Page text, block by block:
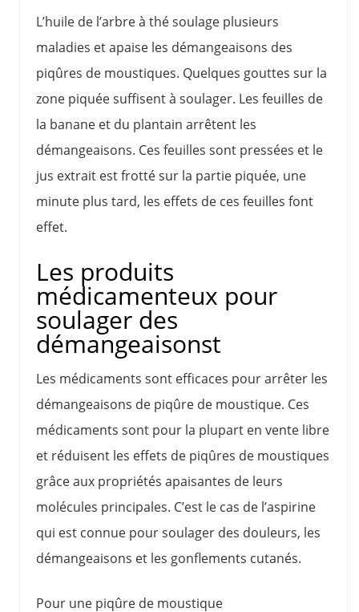
L’huile de l’arbre à thé soulage plusieurs
maladies et apaise les démangeaisons des
piqûres de moustiques. Quelques gouttes sur la
zone piquée suffisent à soulager. Les feuilles de
la banane et du plantain arrêtent les
démangeaisons. Ces feuilles sont pressées et le
jus extrait est frotté sur la partie piquée, une
minute plus tard, les effets de ces feuilles font
effet.
Les produits
médicamenteux pour
soulager des
démangeaisonst
Les médicaments sont efficaces pour arrêter les
démangeaisons de piqûre de moustique. Ces
médicaments sont pour la plupart en vente libre
et réduisent les effets de piqûres de moustiques
grâce aux propriétés apaisantes de leurs
molécules principales. C’est le cas de l’aspirine
qui est connue pour soulager des douleurs, les
démangeaisons et les gonflements cutanés.
Pour une piqûre de moustique